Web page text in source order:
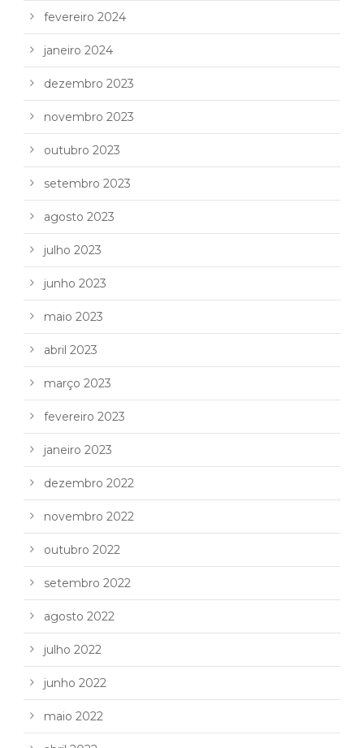
fevereiro 2024
janeiro 2024
dezembro 2023
novembro 2023
outubro 2023
setembro 2023
agosto 2023
julho 2023
junho 2023
maio 2023
abril 2023
março 2023
fevereiro 2023
janeiro 2023
dezembro 2022
novembro 2022
outubro 2022
setembro 2022
agosto 2022
julho 2022
junho 2022
maio 2022